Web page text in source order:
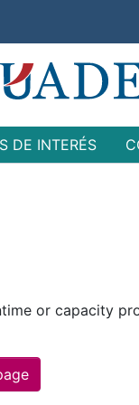
DE INTERÉS
or capacity